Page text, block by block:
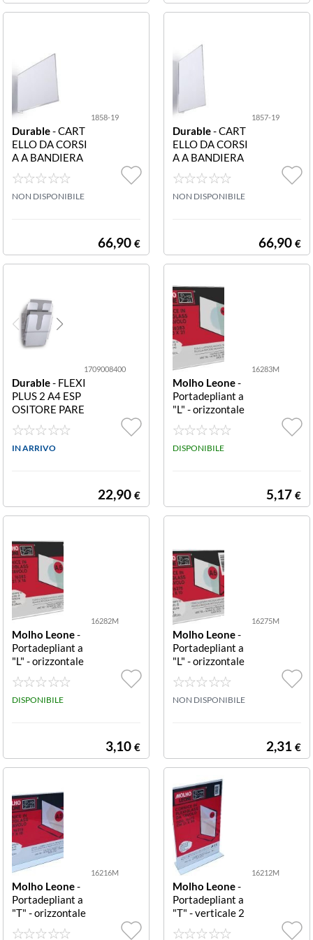
to flessibile
1858-19
Durable- CART
ELLO DA CORSI
A A BANDIERA
A5 ORIZZONTA
LE ADESIVO CF
10 1858-19 Car
NON DISPONIBILE
66,90 €
1857-19
Durable- CART
ELLO DA CORSI
A A BANDIERA
A5 VERTICALE
ADESIVO CF10
1857-19 Cartell
NON DISPONIBILE
66,90 €
1709008400
Durable- FLEXI
PLUS 2 A4 ESP
OSITORE PARE
TE 170900840
0 FLEXIPLUS 2
A4. Espositore p
IN ARRIVO
22,90 €
16283M
Molho Leone-
Portadepliant a
"L" - orizzontale
30x21 cm (A4)
CORNICE PLEX
IGLASS DA TAV
1 (ORIZZONTA
DISPONIBILE
5,17 €
16282M
Molho Leone-
Portadepliant a
"L" - orizzontale
21x15 cm (A5)
CORNICE PLEX
IGLASS DA TAV
5 (ORIZZONTA
DISPONIBILE
3,10 €
16275M
Molho Leone-
Portadepliant a
"L" - orizzontale
15x10 cm (A6)
CORNICE PLEX
IGLASS DA TAV
0 CM (ORIZZO
NTALE)
NON DISPONIBILE
2,31 €
16216M
Molho Leone-
Portadepliant a
"T" - orizzontale
21x15 (A5) CO
16212M
Molho Leone-
Portadepliant a
"T" - verticale 2
1x30 (A4) COR